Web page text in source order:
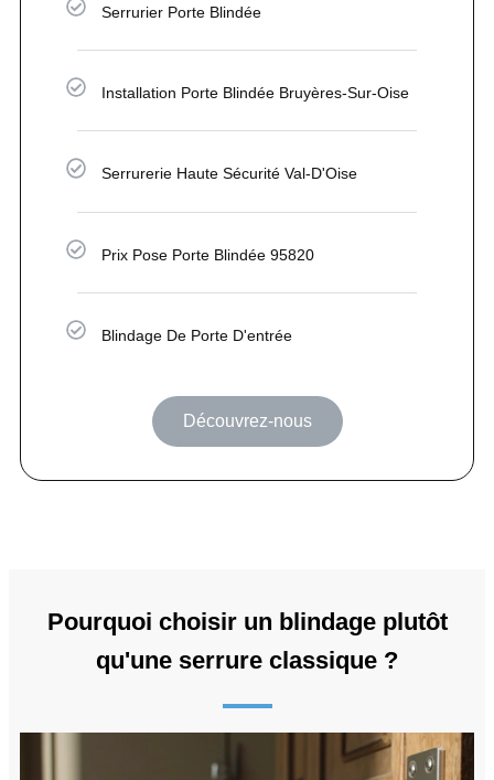
Serrurier Porte Blindée
Installation Porte Blindée Bruyères-Sur-Oise
Serrurerie Haute Sécurité Val-D'Oise
Prix Pose Porte Blindée 95820
Blindage De Porte D'entrée
Découvrez-nous
Pourquoi choisir un blindage plutôt
qu'une serrure classique ?